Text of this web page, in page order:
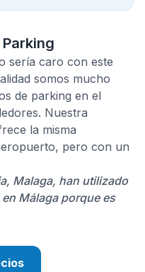
sería caro con este
somos mucho
de parking en el
Nuestra
la misma
pero con un
Malaga, han utilizado
Málaga porque es